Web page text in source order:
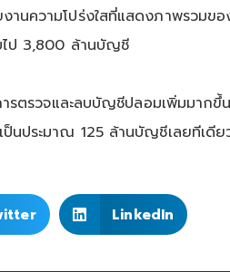
านความโปร่งใสที่แสดงภาพรวม
ไป 3,800 ล้านบัญชี
ารตรวจและลบบัญชีปลอมเพิ่มมา
นประมาณ 125 ล้านบัญชีเลยทีเดีย
LinkedIn